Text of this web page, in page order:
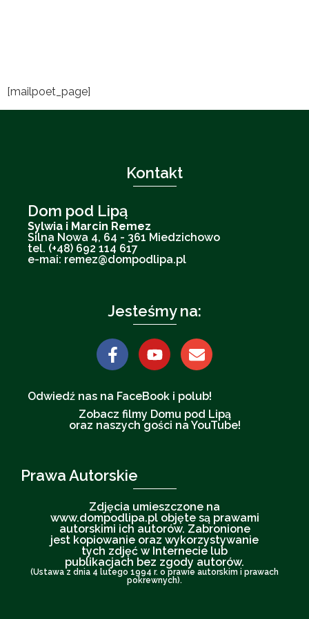
[mailpoet_page]
Kontakt
Dom pod Lipą
Sylwia i Marcin Remez
Silna Nowa 4, 64 - 361 Miedzichowo
tel. (+48) 692 114 617
e-mai: remez@dompodlipa.pl
Jesteśmy na:
Odwiedź nas na FaceBook i polub!
Zobacz filmy Domu pod Lipą
oraz naszych gości na YouTube!
Prawa Autorskie
Zdjęcia umieszczone na
www.dompodlipa.pl objęte są prawami
autorskimi ich autorów. Zabronione
jest kopiowanie oraz wykorzystywanie
tych zdjęć w Internecie lub
publikacjach bez zgody autorów.
(Ustawa z dnia 4 lutego 1994 r. o prawie autorskim i prawach
pokrewnych).